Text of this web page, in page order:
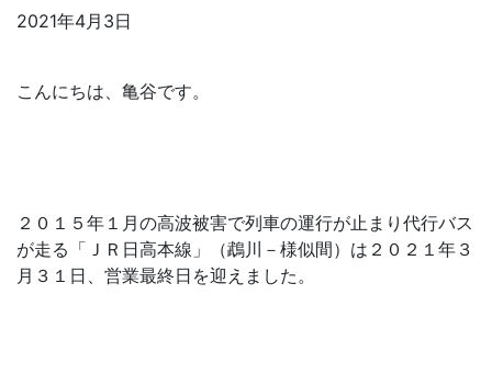
2021年4月3日
こんにちは、亀谷です。
２０１５年１月の高波被害で列車の運行が止まり代行バス
が走る「ＪＲ日高本線」（鵡川－様似間）は２０２１年３
月３１日、営業最終日を迎えました。